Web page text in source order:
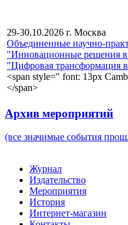
29-30.10.2026 г. Москва
Объединенные научно-
"Инновационные решения в
"Цифровая трансформация
<span style=" font: 13px
</span>
Архив мероприятий
(все значимые события
Журнал
Издательство
Мероприятия
История
Интернет-магазин